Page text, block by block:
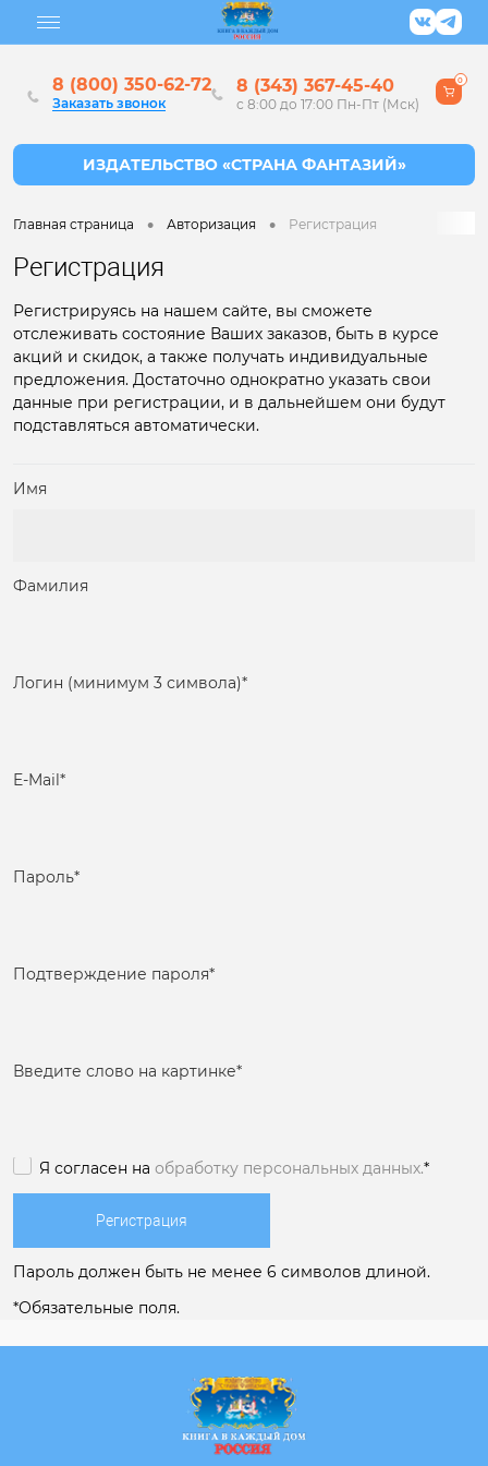
8 (800) 350-62-72
Заказать звонок
8 (343) 367-45-40
с 8:00 до 17:00 Пн-Пт (Мск)
0
Главная страница • Авторизация • Регистрация
Регистрация
Регистрируясь на нашем сайте, вы сможете
отслеживать состояние Ваших заказов, быть в курсе
акций и скидок, а также получать индивидуальные
предложения. Достаточно однократно указать свои
данные при регистрации, и в дальнейшем они будут
подставляться автоматически.
Имя
Фамилия
Логин (минимум 3 символа)*
E-Mail*
Пароль*
Подтверждение пароля*
Введите слово на картинке*
Я согласен на обработку персональных данных.*
Пароль должен быть не менее 6 символов длиной.
*Обязательные поля.